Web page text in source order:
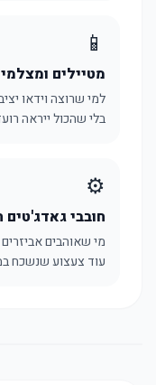
📱
מטיילים
למי שרוצה וידאו
בלי שהכול ייראה
⚙️
חובבי גאדג'טים
מי שאוהבים
עוד צעצוע שנשכח